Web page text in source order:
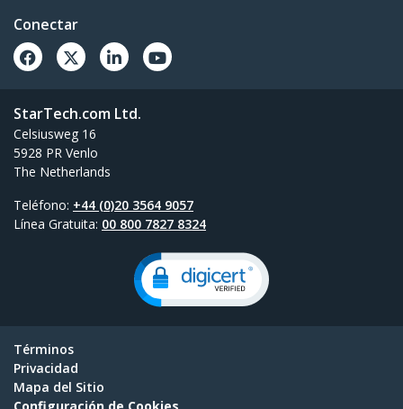
Conectar
StarTech.com Ltd.
Celsiusweg 16
5928 PR Venlo
The Netherlands
Teléfono: +44 (0)20 3564 9057
Línea Gratuita: 00 800 7827 8324
Términos
Privacidad
Mapa del Sitio